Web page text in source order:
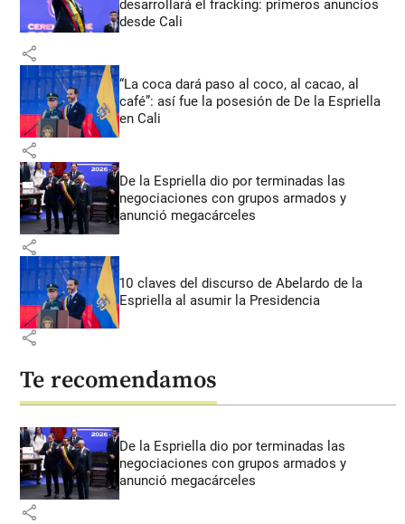
desarrollará el fracking: primeros anuncios
desde Cali
share
“La coca dará paso al coco, al cacao, al
café”: así fue la posesión de De la Espriella
en Cali
share
De la Espriella dio por terminadas las
negociaciones con grupos armados y
anunció megacárceles
share
10 claves del discurso de Abelardo de la
Espriella al asumir la Presidencia
share
Te recomendamos
De la Espriella dio por terminadas las
negociaciones con grupos armados y
anunció megacárceles
share